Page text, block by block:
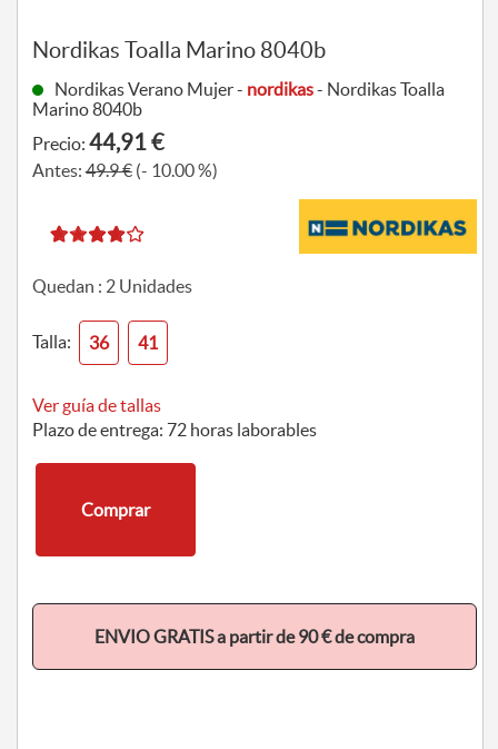
Nordikas Toalla Marino 8040b
Nordikas Verano Mujer - nordikas- Nordikas Toalla
Marino 8040b
Precio: 44,91 €
Antes:49.9 €(- 10.00 %)
Quedan : 2Unidades
Talla: 36 41
Ver guía de tallas
Plazo de entrega: 72 horas laborables
Comprar
ENVIO GRATIS a partir de 90 € de compra